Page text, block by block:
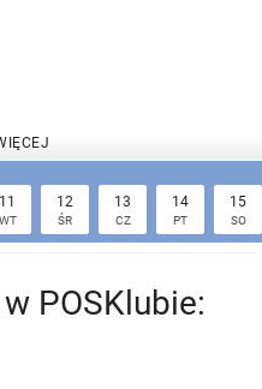
11
WT
12
ŚR
13
CZ
14
PT
15
SO
POSKlubie: